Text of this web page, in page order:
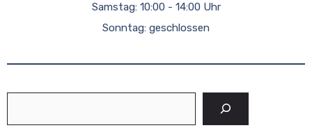
Samstag: 10:00 - 14:00 Uhr
Sonntag: geschlossen